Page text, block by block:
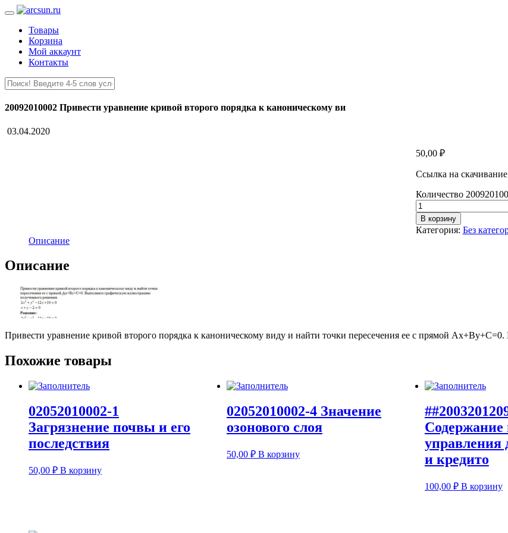
Товары
Корзина
Мой аккаунт
Контакты
20092010002 Привести уравнение кривой второго порядка к каноническому ви
03.04.2020
50,00 ₽
Ссылка на
Количество
В корзину
Категория: Без
Описание
Описание
Привести уравнение кривой второго порядка к каноническому виду и найти точки пересечения ее с прямой
Похожие товары
02052010002-1
Загрязнение почвы и его
последствия
50,00 ₽ В корзину
02052010002-4 Значение
озонового слоя
50,00 ₽ В корзину
Содержание
управления
и кредито
100,00 ₽ В корзину